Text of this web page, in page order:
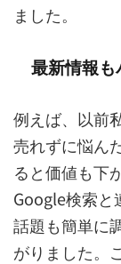
ました。
最新情報
例えば、以前
売れずに悩ん
ると価値も下
Google検索と
話題も簡単に
がりました。